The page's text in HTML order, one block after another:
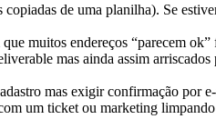
de uma planilha). Se
muitos endereços “parecem ok”
mas ainda assim arriscados
mas exigir confirmação por
um ticket ou marketing